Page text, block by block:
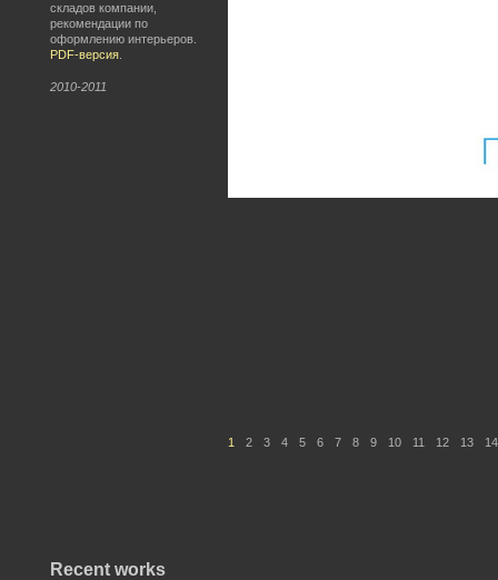
1 2 3 4 5 6 7 8 9 10 11 12 13 14
складов компании,
рекомендации по
оформлению интерьеров.
PDF-версия
2010-2011
Recent works